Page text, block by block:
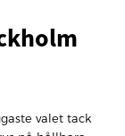
valet tack